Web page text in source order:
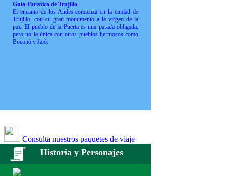
Guía Turística de Trujillo
El encanto de los Andes comienza en la ciudad de
Trujillo, con su gran monumento a la virgen de la
paz. El pueblo de la Puerta es una parada obligada,
pero no la única con otros pueblos hermosos como
Boconó y Jajó.
Consulta nuestros paquetes de viaje
Historia y Personajes